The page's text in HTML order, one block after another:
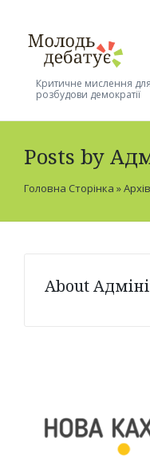
Критичне мислення для
розбудови демократії
Posts by
Головна Сторінка »
About